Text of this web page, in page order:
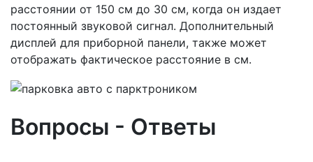
расстоянии от 150 см до 30 см, когда он издает
постоянный звуковой сигнал. Дополнительный
дисплей для приборной панели, также может
отображать фактическое расстояние в см.
Вопросы - Ответы